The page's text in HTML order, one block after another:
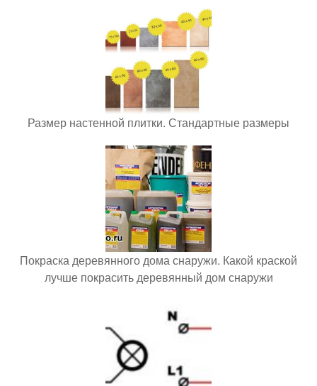
Размер настенной плитки. Стандартные размеры
Покраска деревянного дома снаружи. Какой краской
лучше покрасить деревянный дом снаружи